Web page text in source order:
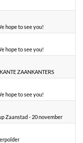
hope to see you!
hope to see you!
ZAANKANTERS
hope to see you!
Zaanstad - 20 november